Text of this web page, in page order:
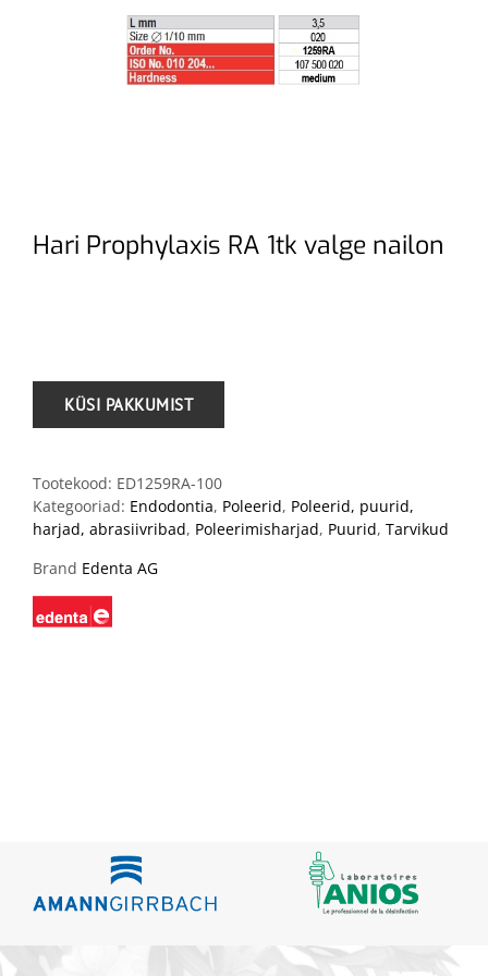
Hari Prophylaxis RA 1tk valge nailon
Tootekood: ED1259RA-100
Kategooriad: Endodontia, Poleerid, Poleerid, puurid,
harjad, abrasiivribad, Poleerimisharjad, Puurid, Tarvikud
Brand Edenta AG